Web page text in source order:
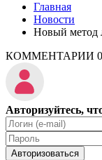
Главная
Новости
Новый метод
КОММЕНТАРИИ 0
Авторизуйтесь,
Авторизоваться